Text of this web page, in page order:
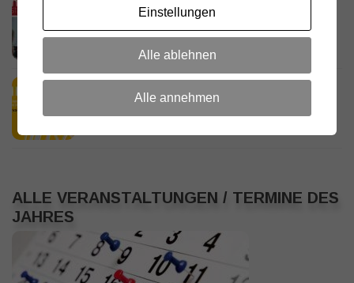
D.R.C. in den Medien – Meraner
18. JULI 2026
11. JULI 2026
ALLE VERANSTALTUNGEN / TERMINE DES
JAHRES
Einstellungen
Alle ablehnen
Alle annehmen